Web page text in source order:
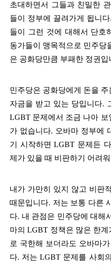
초대하면서 그들과 친밀한
들이 정부에 끌려가게 됩니
들이 그런 것에 대해서 단호
동가들이 맹목적으로 민주당
은 공화당만큼 부패한 정권입
민주당은 공화당에게 돈을 주
자금을 받고 있는 당입니다.
LGBT 문제에서 조금 나아 보
가 없습니다. 오바마 정부에
기 시작하면 LGBT 문제든
제가 있을 때 비판하기 어려
내가 가만히 있지 않고 비판
때문입니다. 저는 보통 다른
다. 내 관점은 민주당에 대해
마의 LGBT 정책은 많은 한
로 국한해 보더라도 오바마
다. 저는 LGBT 문제를 사회